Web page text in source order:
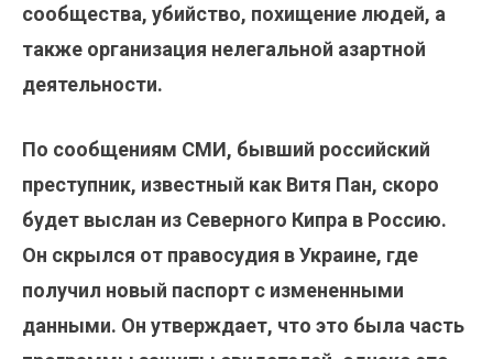
сообщества, убийство, похищение людей, а
также организация нелегальной азартной
деятельности.
По сообщениям СМИ, бывший российский
преступник, известный как Витя Пан, скоро
будет выслан из Северного Кипра в Россию.
Он скрылся от правосудия в Украине, где
получил новый паспорт с измененными
данными. Он утверждает, что это была часть